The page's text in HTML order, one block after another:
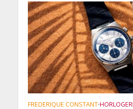
FREDERIQUE CONSTANT•